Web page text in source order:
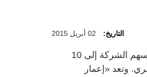
التاريخ: 02 أبريل 2015
أقر مساهمو شركة «إعمار مصر للتنمية» تجزئة القيمة الاسمية لسهم الشركة إلى 10
وتعد «إعمار